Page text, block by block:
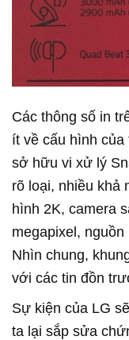
Các thông số in
ít về cấu hình của
sở hữu vi xử lý
rõ loại, nhiều khả
hình 2K, camera
megapixel,
Nhìn chung,
với các tin đồn
Sự kiện của LG
ta lại sắp sửa